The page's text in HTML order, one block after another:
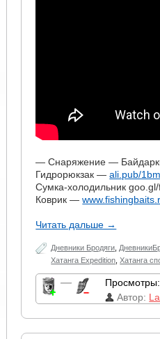
— Снаряжение —
Гидрорюкзак —ali.pub/
Сумка-холодильник
Коврик —
Читать дальше →
Дневники Бродяги
Хатанга Expedition ,Хатанга
—
Автор: